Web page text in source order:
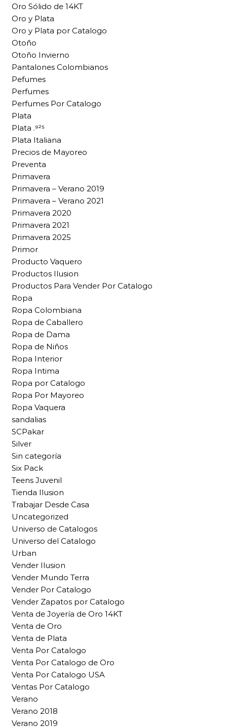
Oro Sólido de 14KT
Oro y Plata
Oro y Plata por Catalogo
Otoño
Otoño Invierno
Pantalones Colombianos
Pefumes
Perfumes
Perfumes Por Catalogo
Plata
Plata .⁹²⁵
Plata Italiana
Precios de Mayoreo
Preventa
Primavera
Primavera – Verano 2019
Primavera – Verano 2021
Primavera 2020
Primavera 2021
Primavera 2025
Primor
Producto Vaquero
Productos Ilusion
Productos Para Vender Por Catalogo
Ropa
Ropa Colombiana
Ropa de Caballero
Ropa de Dama
Ropa de Niños
Ropa Interior
Ropa Intima
Ropa por Catalogo
Ropa Por Mayoreo
Ropa Vaquera
sandalias
SCPakar
Silver
Sin categoría
Six Pack
Teens Juvenil
Tienda Ilusion
Trabajar Desde Casa
Uncategorized
Universo de Catalogos
Universo del Catalogo
Urban
Vender Ilusion
Vender Mundo Terra
Vender Por Catalogo
Vender Zapatos por Catalogo
Venta de Joyería de Oro 14KT
Venta de Oro
Venta de Plata
Venta Por Catalogo
Venta Por Catalogo de Oro
Venta Por Catalogo USA
Ventas Por Catalogo
Verano
Verano 2018
Verano 2019